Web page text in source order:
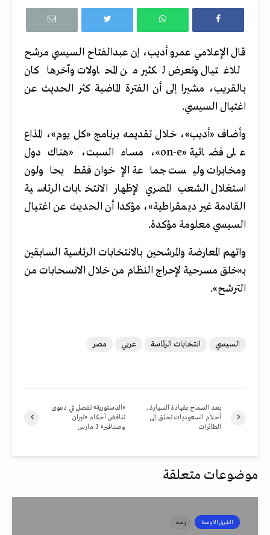
قال الإعلامي عمرو أديب، إن عبدالفتاح السيسي مرشح
للاغتيال وتعرض لكثير من المحاولات وآخرها كان
بالقريب، مشيرا إلى أن الفترة الماضية كثر الحديث عن
اغتيال السيسي.
وأضاف «أديب»، خلال تقديمه برنامج «كل يوم»، المذاع
على فضائية «on-e»، مساء السبت، «هناك دول
ومخابرات وليست جماعة الإخوان فقط يحاولون
استغلال الشعب المصري لإظهار الانتخابات الرئاسية
القادمة غير ديمقراطية»، مؤكدا أن الحديث عن اغتيال
السيسي معلومة مؤكدة.
واتهم المعارضة والمرشحين بالانتخابات الرئاسية السابقين
بـ«خلق مسرحية لإحراج النظام من خلال الانسحابات من
الترشح».
السيسي انتخابات الرئاسة عربي مصر
«الدستورية» تفصل في دعوى
تناقض أحكام «تيران
وصنافير» 3 مارس
بعد السماح بقيادة السيارة..
أحلام السعوديات تحلق إلى
الطائرات
موضوعات متعلقة
الشرق الاوسط رصد